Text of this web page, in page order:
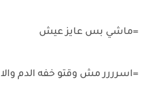
=ماشي بس عايز عيش
=اسرررر مش وقتو خفه الدم